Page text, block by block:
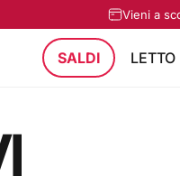
Vieni a
SALDI LETTO